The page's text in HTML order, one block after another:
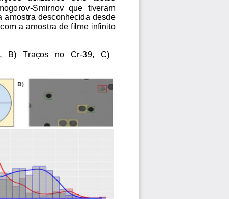
-Smirnov  que  tiveram
amostra desconhecida desde
a amostra de filme infinito
B)   Traços   no   Cr-39,   C)